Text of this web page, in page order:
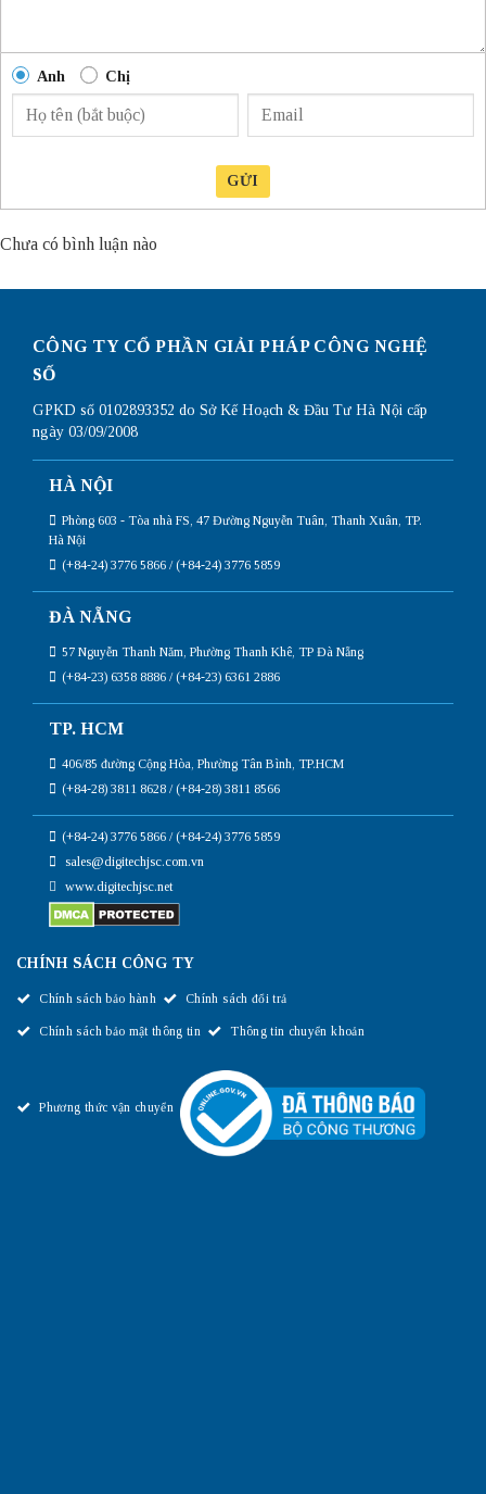
Anh Chị
GỬI
Chưa có bình luận nào
CÔNG TY CỔ PHẦN GIẢI PHÁP CÔNG NGHỆ
SỐ
GPKD số 0102893352 do Sở Kế Hoạch & Đầu Tư Hà Nội cấp
ngày 03/09/2008
HÀ NỘI
Phòng 603 - Tòa nhà FS, 47 Đường Nguyễn Tuân, Thanh Xuân, TP.
Hà Nội
(+84-24) 3776 5866 / (+84-24) 3776 5859
ĐÀ NẴNG
57 Nguyễn Thanh Năm, Phường Thanh Khê, TP Đà Nẵng
(+84-23) 6358 8886 / (+84-23) 6361 2886
TP. HCM
406/85 đường Cộng Hòa, Phường Tân Bình, TP.HCM
(+84-28) 3811 8628 / (+84-28) 3811 8566
(+84-24) 3776 5866 / (+84-24) 3776 5859
sales@digitechjsc.com.vn
www.digitechjsc.net
CHÍNH SÁCH CÔNG TY
Chính sách bảo hành Chính sách đổi trả
Chính sách bảo mật thông tin Thông tin chuyển khoản
Phương thức vận chuyển